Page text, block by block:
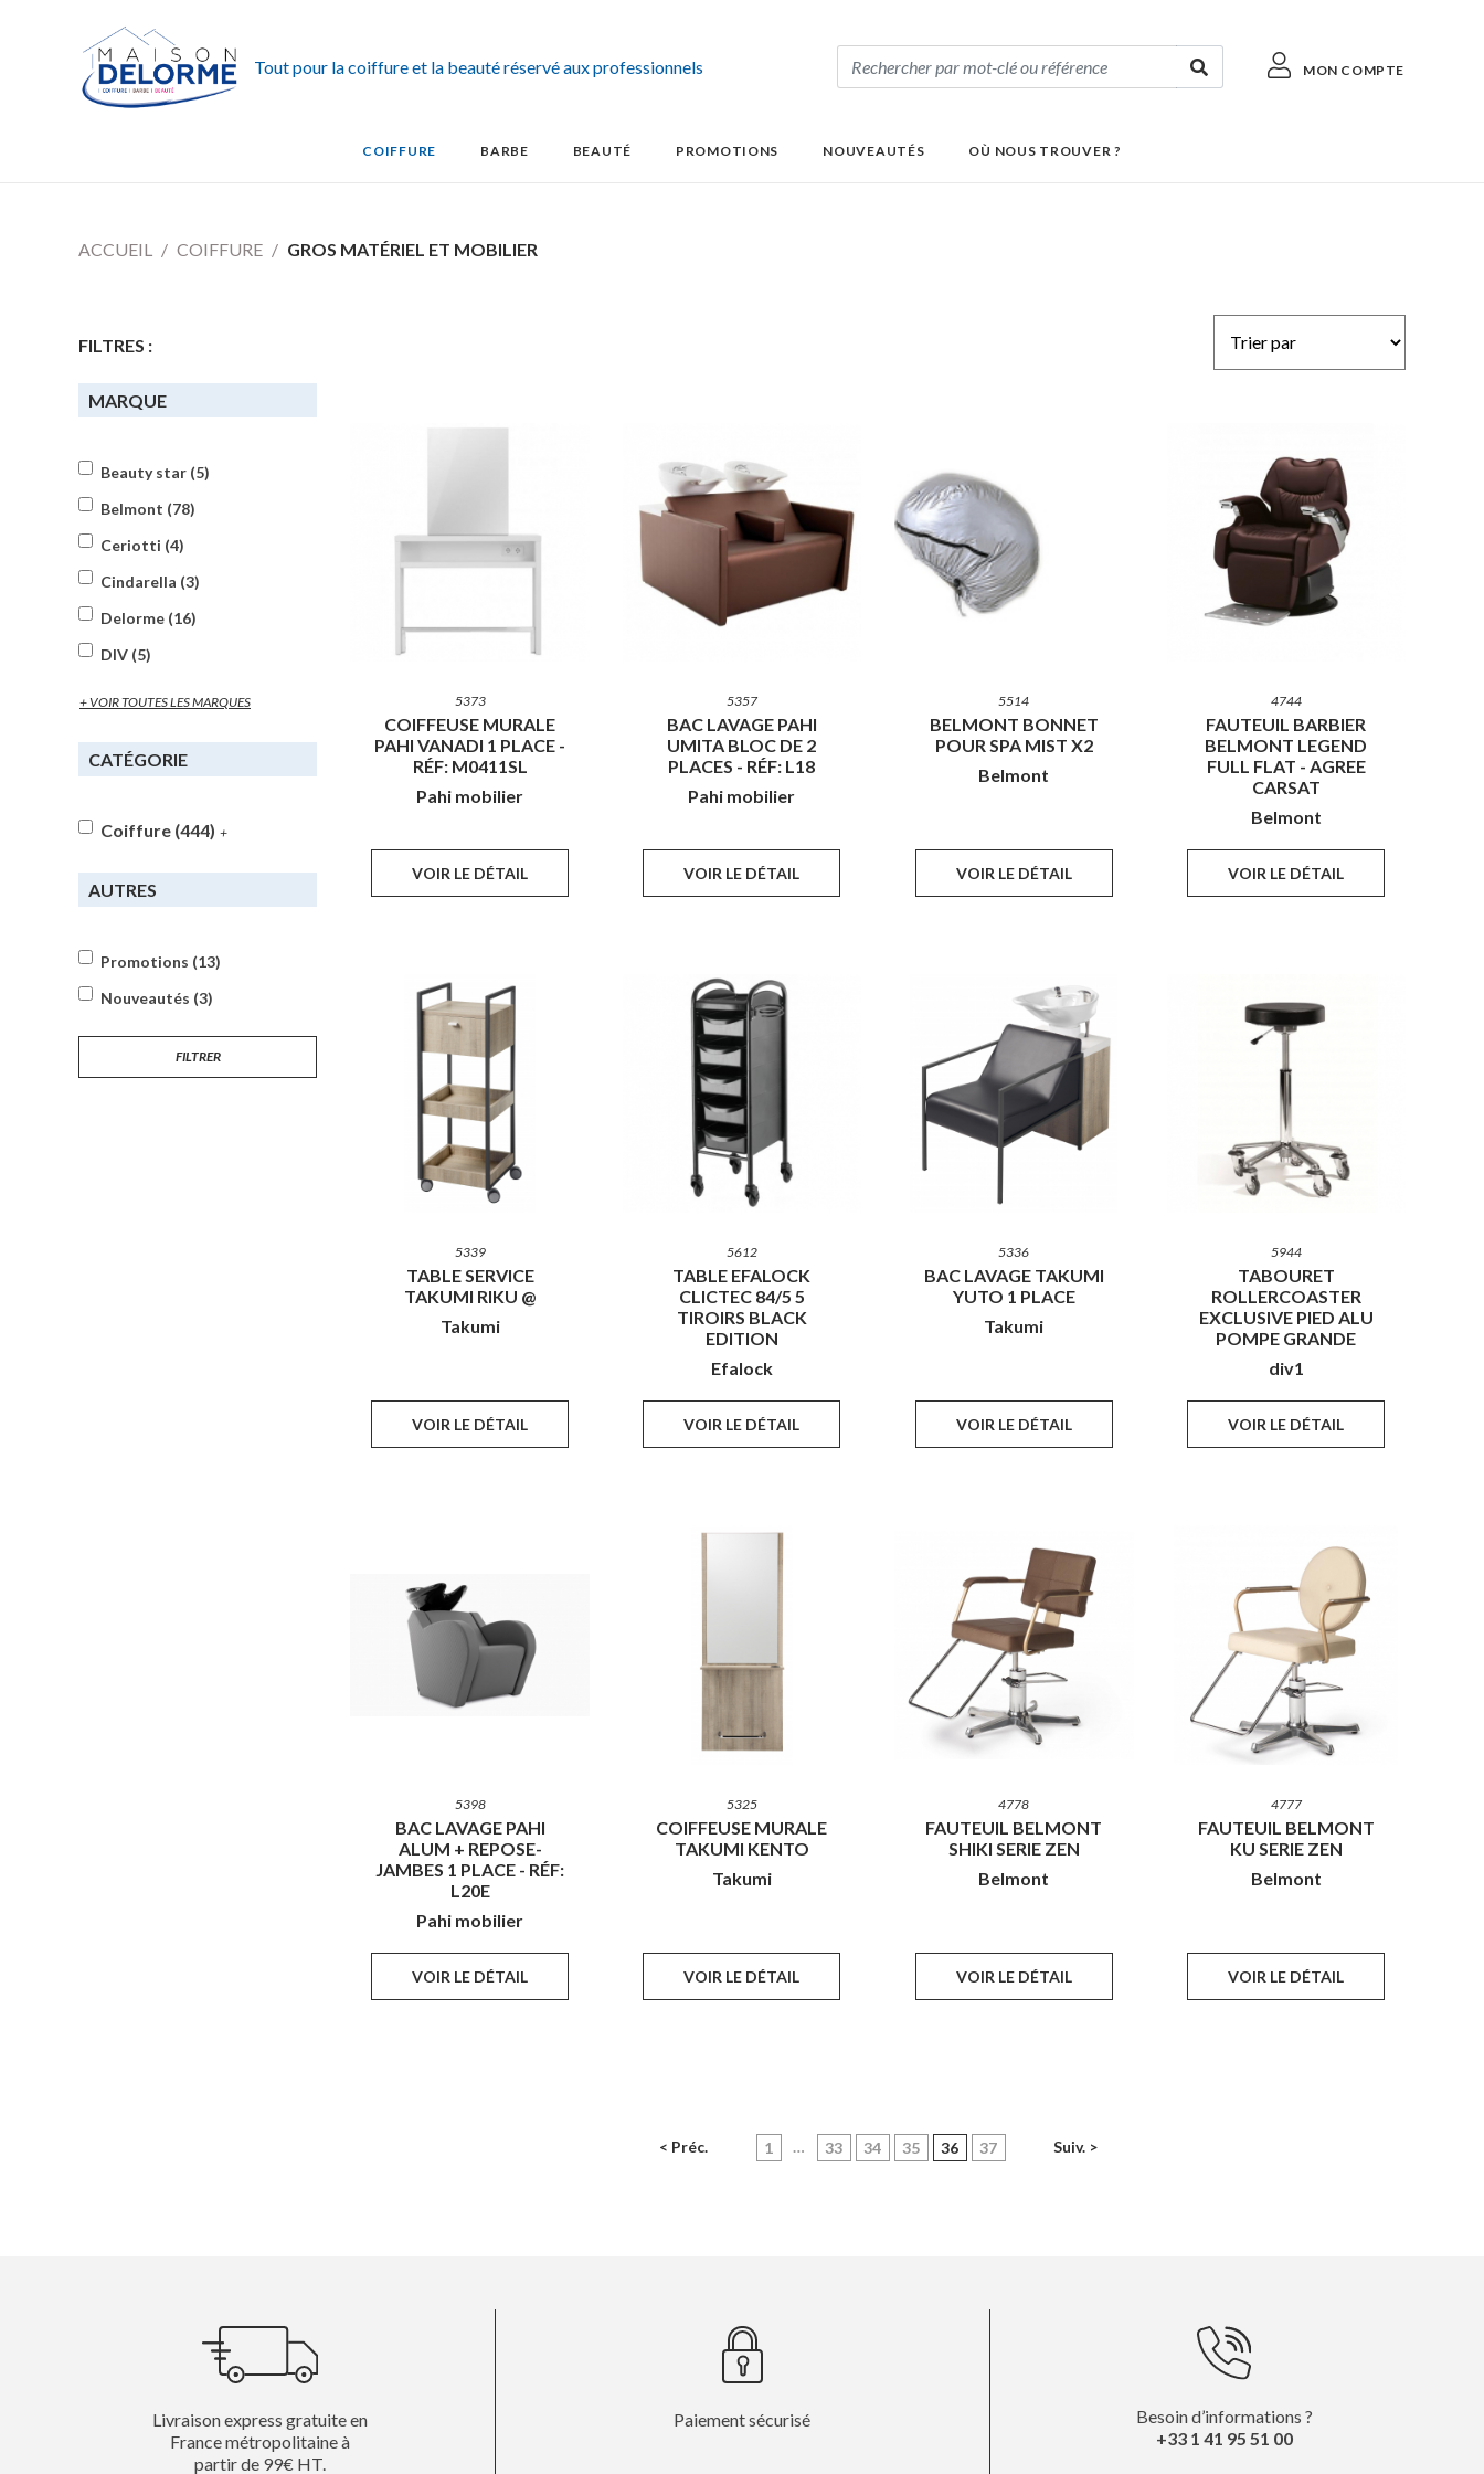
Tout pour la coiffure et la beauté réservé aux professionnels MON COMPTE
COIFFURE BARBE BEAUTÉ PROMOTIONS NOUVEAUTÉS OÙ NOUS TROUVER ?
ACCUEIL COIFFURE GROS MATÉRIEL ET MOBILIER
FILTRES :
MARQUE
Beauty star (5)
Belmont (78)
Ceriotti (4)
Cindarella (3)
Delorme (16)
DIV (5)
+ VOIR TOUTES LES MARQUES
CATÉGORIE
Coiffure (444) +
AUTRES
Promotions (13)
Nouveautés (3)
FILTRER
5373
COIFFEUSE MURALE
PAHI VANADI 1 PLACE -
RÉF: M0411SL
Pahi mobilier
VOIR LE DÉTAIL
5357
BAC LAVAGE PAHI
UMITA BLOC DE 2
PLACES - RÉF: L18
Pahi mobilier
VOIR LE DÉTAIL
5514
BELMONT BONNET
POUR SPA MIST X2
Belmont
VOIR LE DÉTAIL
4744
FAUTEUIL BARBIER
BELMONT LEGEND
FULL FLAT - AGREE
CARSAT
Belmont
VOIR LE DÉTAIL
5339
TABLE SERVICE
TAKUMI RIKU @
Takumi
VOIR LE DÉTAIL
5612
TABLE EFALOCK
CLICTEC 84/5 5
TIROIRS BLACK
EDITION
Efalock
VOIR LE DÉTAIL
5336
BAC LAVAGE TAKUMI
YUTO 1 PLACE
Takumi
VOIR LE DÉTAIL
5944
TABOURET
ROLLERCOASTER
EXCLUSIVE PIED ALU
POMPE GRANDE
div1
VOIR LE DÉTAIL
5398
BAC LAVAGE PAHI
ALUM + REPOSE-
JAMBES 1 PLACE - RÉF:
L20E
Pahi mobilier
VOIR LE DÉTAIL
5325
COIFFEUSE MURALE
TAKUMI KENTO
Takumi
VOIR LE DÉTAIL
4778
FAUTEUIL BELMONT
SHIKI SERIE ZEN
Belmont
VOIR LE DÉTAIL
4777
FAUTEUIL BELMONT
KU SERIE ZEN
Belmont
VOIR LE DÉTAIL
< Préc. 1 … 33 34 35 36(current)
37 Suiv. >
Livraison express gratuite en
France métropolitaine à
partir de 99€ HT.
Paiement sécurisé
Besoin d’informations ?
+33 1 41 95 51 00